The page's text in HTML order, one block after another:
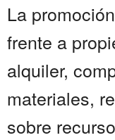
La
frente a
alquiler,
materiales,
sobre